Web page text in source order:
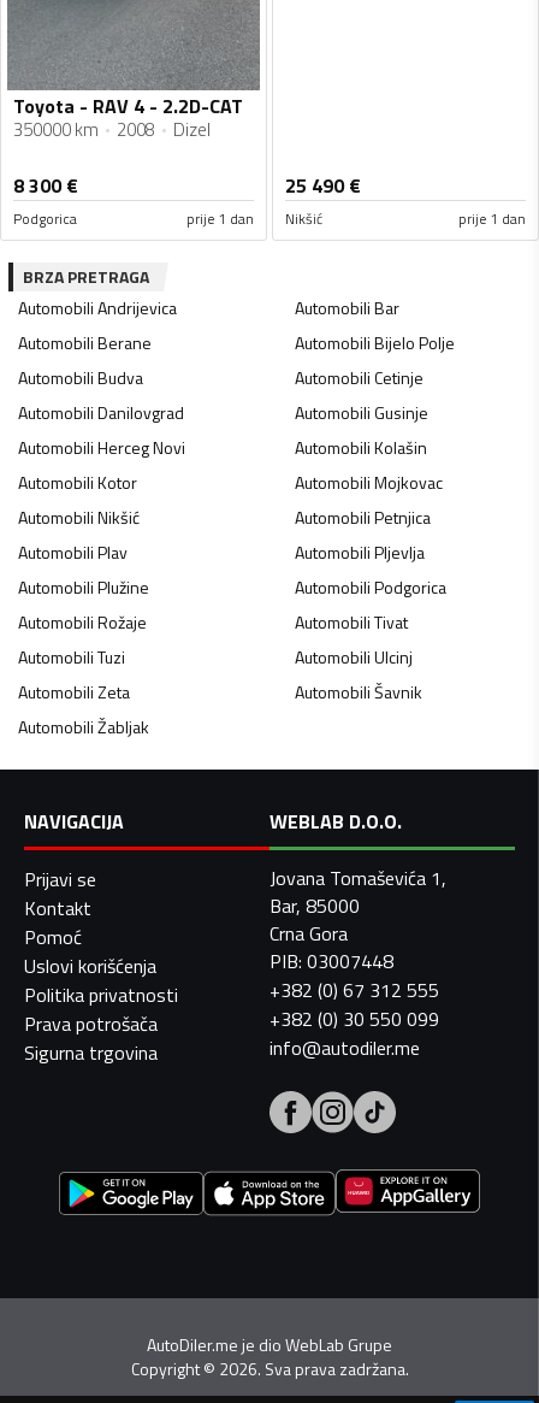
Toyota - RAV 4 - 2.2D-CAT
350000 km 2008 Dizel
8 300€
Podgorica prije 1 dan
25 490€
Nikšić prije 1 dan
BRZA PRETRAGA
AutomobiliAndrijevica AutomobiliBar
AutomobiliBerane AutomobiliBijelo Polje
AutomobiliBudva AutomobiliCetinje
AutomobiliDanilovgrad AutomobiliGusinje
AutomobiliHerceg Novi AutomobiliKolašin
AutomobiliKotor AutomobiliMojkovac
AutomobiliNikšić AutomobiliPetnjica
AutomobiliPlav AutomobiliPljevlja
AutomobiliPlužine AutomobiliPodgorica
AutomobiliRožaje AutomobiliTivat
AutomobiliTuzi AutomobiliUlcinj
AutomobiliZeta AutomobiliŠavnik
AutomobiliŽabljak
NAVIGACIJA
Prijavi se
Kontakt
Pomoć
Uslovi korišćenja
Politika privatnosti
Prava potrošača
Sigurna trgovina
WEBLAB D.O.O.
Jovana Tomaševića 1,
Bar, 85000
Crna Gora
PIB: 03007448
+382 (0) 67 312 555
+382 (0) 30 550 099
info@autodiler.me
AutoDiler.me je dioWebLab Grupe
Copyright© 2026. Sva prava zadržana.